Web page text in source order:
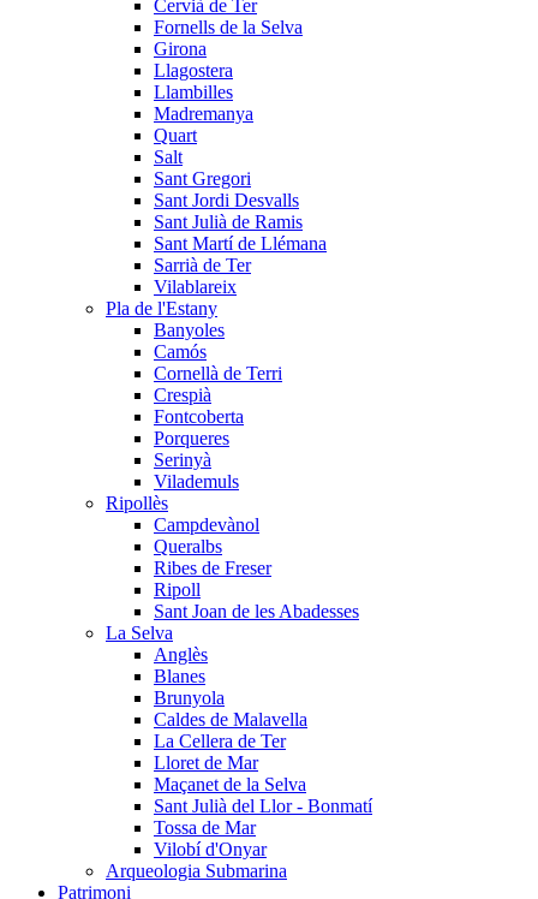
Cervià de Ter
Fornells de la Selva
Girona
Llagostera
Llambilles
Madremanya
Quart
Salt
Sant Gregori
Sant Jordi Desvalls
Sant Julià de Ramis
Sant Martí de Llémana
Sarrià de Ter
Vilablareix
Pla de l'Estany
Banyoles
Camós
Cornellà de Terri
Crespià
Fontcoberta
Porqueres
Serinyà
Vilademuls
Ripollès
Campdevànol
Queralbs
Ribes de Freser
Ripoll
Sant Joan de les Abadesses
La Selva
Anglès
Blanes
Brunyola
Caldes de Malavella
La Cellera de Ter
Lloret de Mar
Maçanet de la Selva
Sant Julià del Llor - Bonmatí
Tossa de Mar
Vilobí d'Onyar
Arqueologia Submarina
Patrimoni